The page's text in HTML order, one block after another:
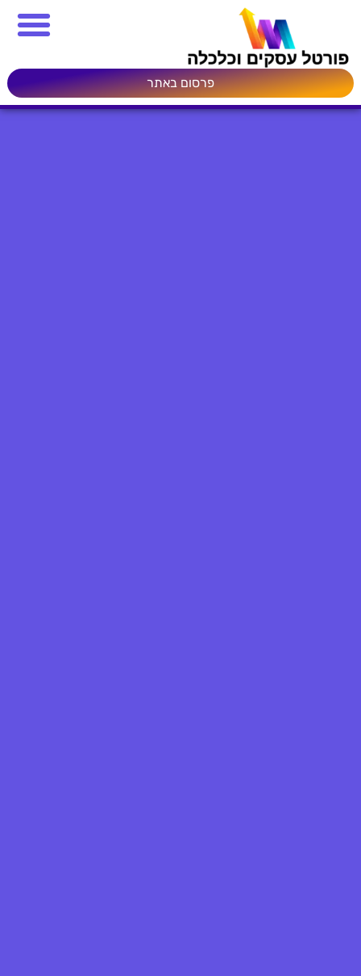
פרסום באתר